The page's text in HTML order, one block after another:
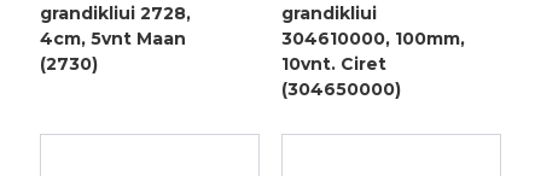
grandikliui 2728,
4cm, 5vnt Maan
(2730)
grandikliui
304610000, 100mm,
10vnt. Ciret
(304650000)